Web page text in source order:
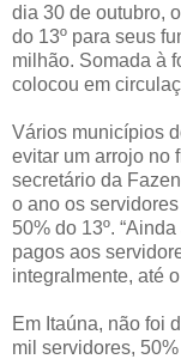
dia 30 de outubro,
do 13º para seus
milhão. Somada à
colocou em
Vários municípios
evitar um arrojo no
secretário da
o ano os
50% do 13º.
pagos aos
integralmente, até
Em Itaúna, não foi
mil servidores,